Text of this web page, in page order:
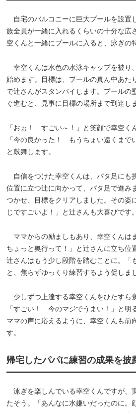
自宅のバルコニーに巨大プールを設置
族全員が一緒に入れるくらいの十分な広
空くんと一緒にプールに入ると、泳ぎの
幸空くんは水色の水泳キャップを被り
始めます。目標は、プールの真ん中あた
で辻さんがスタンバイします。プールの
ぐ進むと、見事に目標の場所まで到達し
「おぉ！ すごい～！」と笑顔で幸空く
「今の良かった！ もうちょい遠くまで
と鼓舞します。
自信をつけた幸空くんは、バタ足にも
位置に立つ辻に向かって、バタ足で進み
つかせ、目標をクリアしました。その
じですごいよ！」と辻さんも大喜びです。
ママからの励ましもあり、幸空くんは
ちょっと奥行って！」と辻さんに立ち位
辻さんはもう少し段階を踏むことに。「
と、焦らずゆっくり練習するよう促しま
少しずつ上達する幸空くんをひたすら
「すごい！ 今のマジでうまい！」と明
ママの声に応えるように、幸空くんも前
す。
帰宅したパパに練習の成果を披
泳ぎを楽しんでいる幸空くんですが、
たそう。「あんなに水嫌いだったのに。